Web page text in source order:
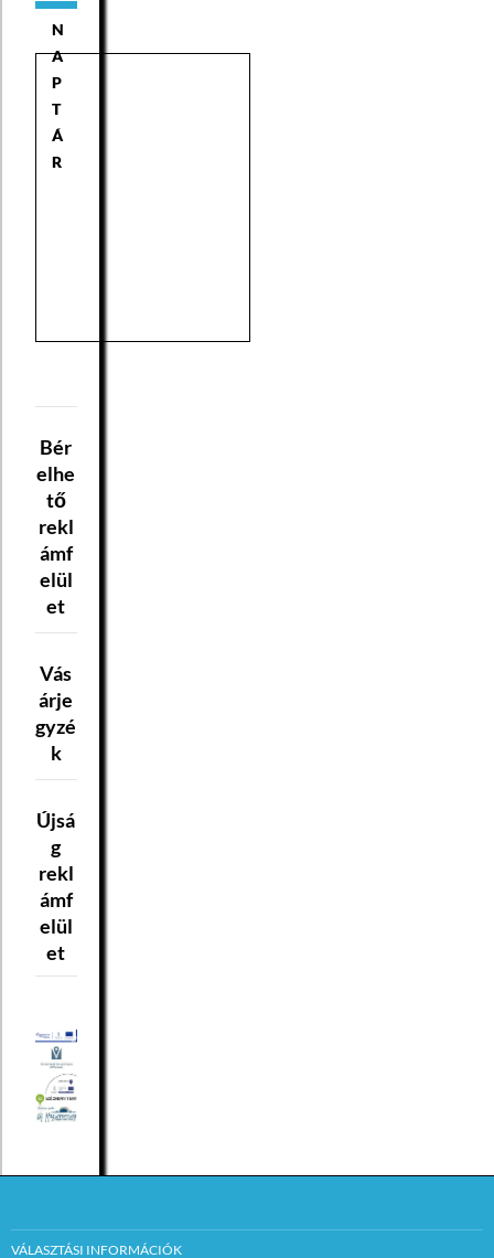
N
A
P
T
Á
R
Bér
elhe
tő
rekl
ámf
elül
et
Vás
árje
gyzé
k
Újsá
g
rekl
ámf
elül
et
VÁLASZTÁSI INFORMÁCIÓK